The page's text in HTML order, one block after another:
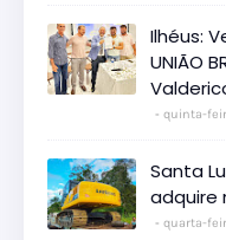
Ilhéus:
UNIÃO
quinta-
Santa
adquire
quarta-